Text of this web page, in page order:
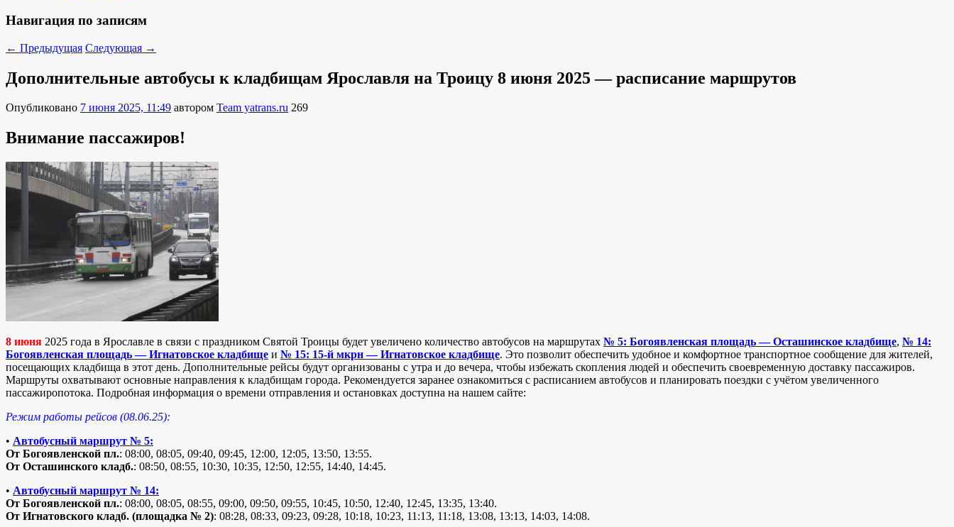
Навигация по записям
← Предыдущая Следующая →
Дополнительные автобусы к кладбищам Ярославля на Троицу 8 июня 2025 — расписание маршрутов
Опубликовано 7 июня 2025, 11:49 автором Team yatrans.ru 269
Внимание пассажиров!
8 июня 2025 года в Ярославле в связи с праздником Святой Троицы будет увеличено количество автобусов на маршрутах № 5: Богоявленская площадь — Осташинское кладбище, № 14:
Богоявленская площадь — Игнатовское кладбище и № 15: 15-й мкрн — Игнатовское кладбище. Это позволит обеспечить удобное и комфортное транспортное сообщение для жителей,
посещающих кладбища в этот день. Дополнительные рейсы будут организованы с утра и до вечера, чтобы избежать скопления людей и обеспечить своевременную доставку пассажиров.
Маршруты охватывают основные направления к кладбищам города. Рекомендуется заранее ознакомиться с расписанием автобусов и планировать поездки с учётом увеличенного
пассажиропотока. Подробная информация о времени отправления и остановках доступна на нашем сайте:
Режим работы рейсов (08.06.25):
• Автобусный маршрут № 5:
От Богоявленской пл.: 08:00, 08:05, 09:40, 09:45, 12:00, 12:05, 13:50, 13:55.
От Осташинского кладб.: 08:50, 08:55, 10:30, 10:35, 12:50, 12:55, 14:40, 14:45.
• Автобусный маршрут № 14:
От Богоявленской пл.: 08:00, 08:05, 08:55, 09:00, 09:50, 09:55, 10:45, 10:50, 12:40, 12:45, 13:35, 13:40.
От Игнатовского кладб. (площадка № 2): 08:28, 08:33, 09:23, 09:28, 10:18, 10:23, 11:13, 11:18, 13:08, 13:13, 14:03, 14:08.